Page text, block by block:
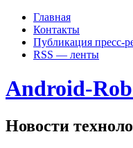
Главная
Контакты
Публикация пресс-
RSS — ленты
Android-
Новости